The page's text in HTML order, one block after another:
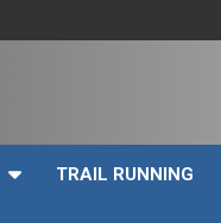
TRAIL RUNNING